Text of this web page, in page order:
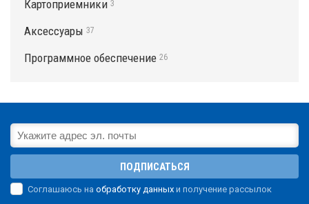
Картоприемники 3
Аксессуары 37
Программное обеспечение 26
ПОДПИСАТЬСЯ
Соглашаюсь на обработку данных и получение рассылок